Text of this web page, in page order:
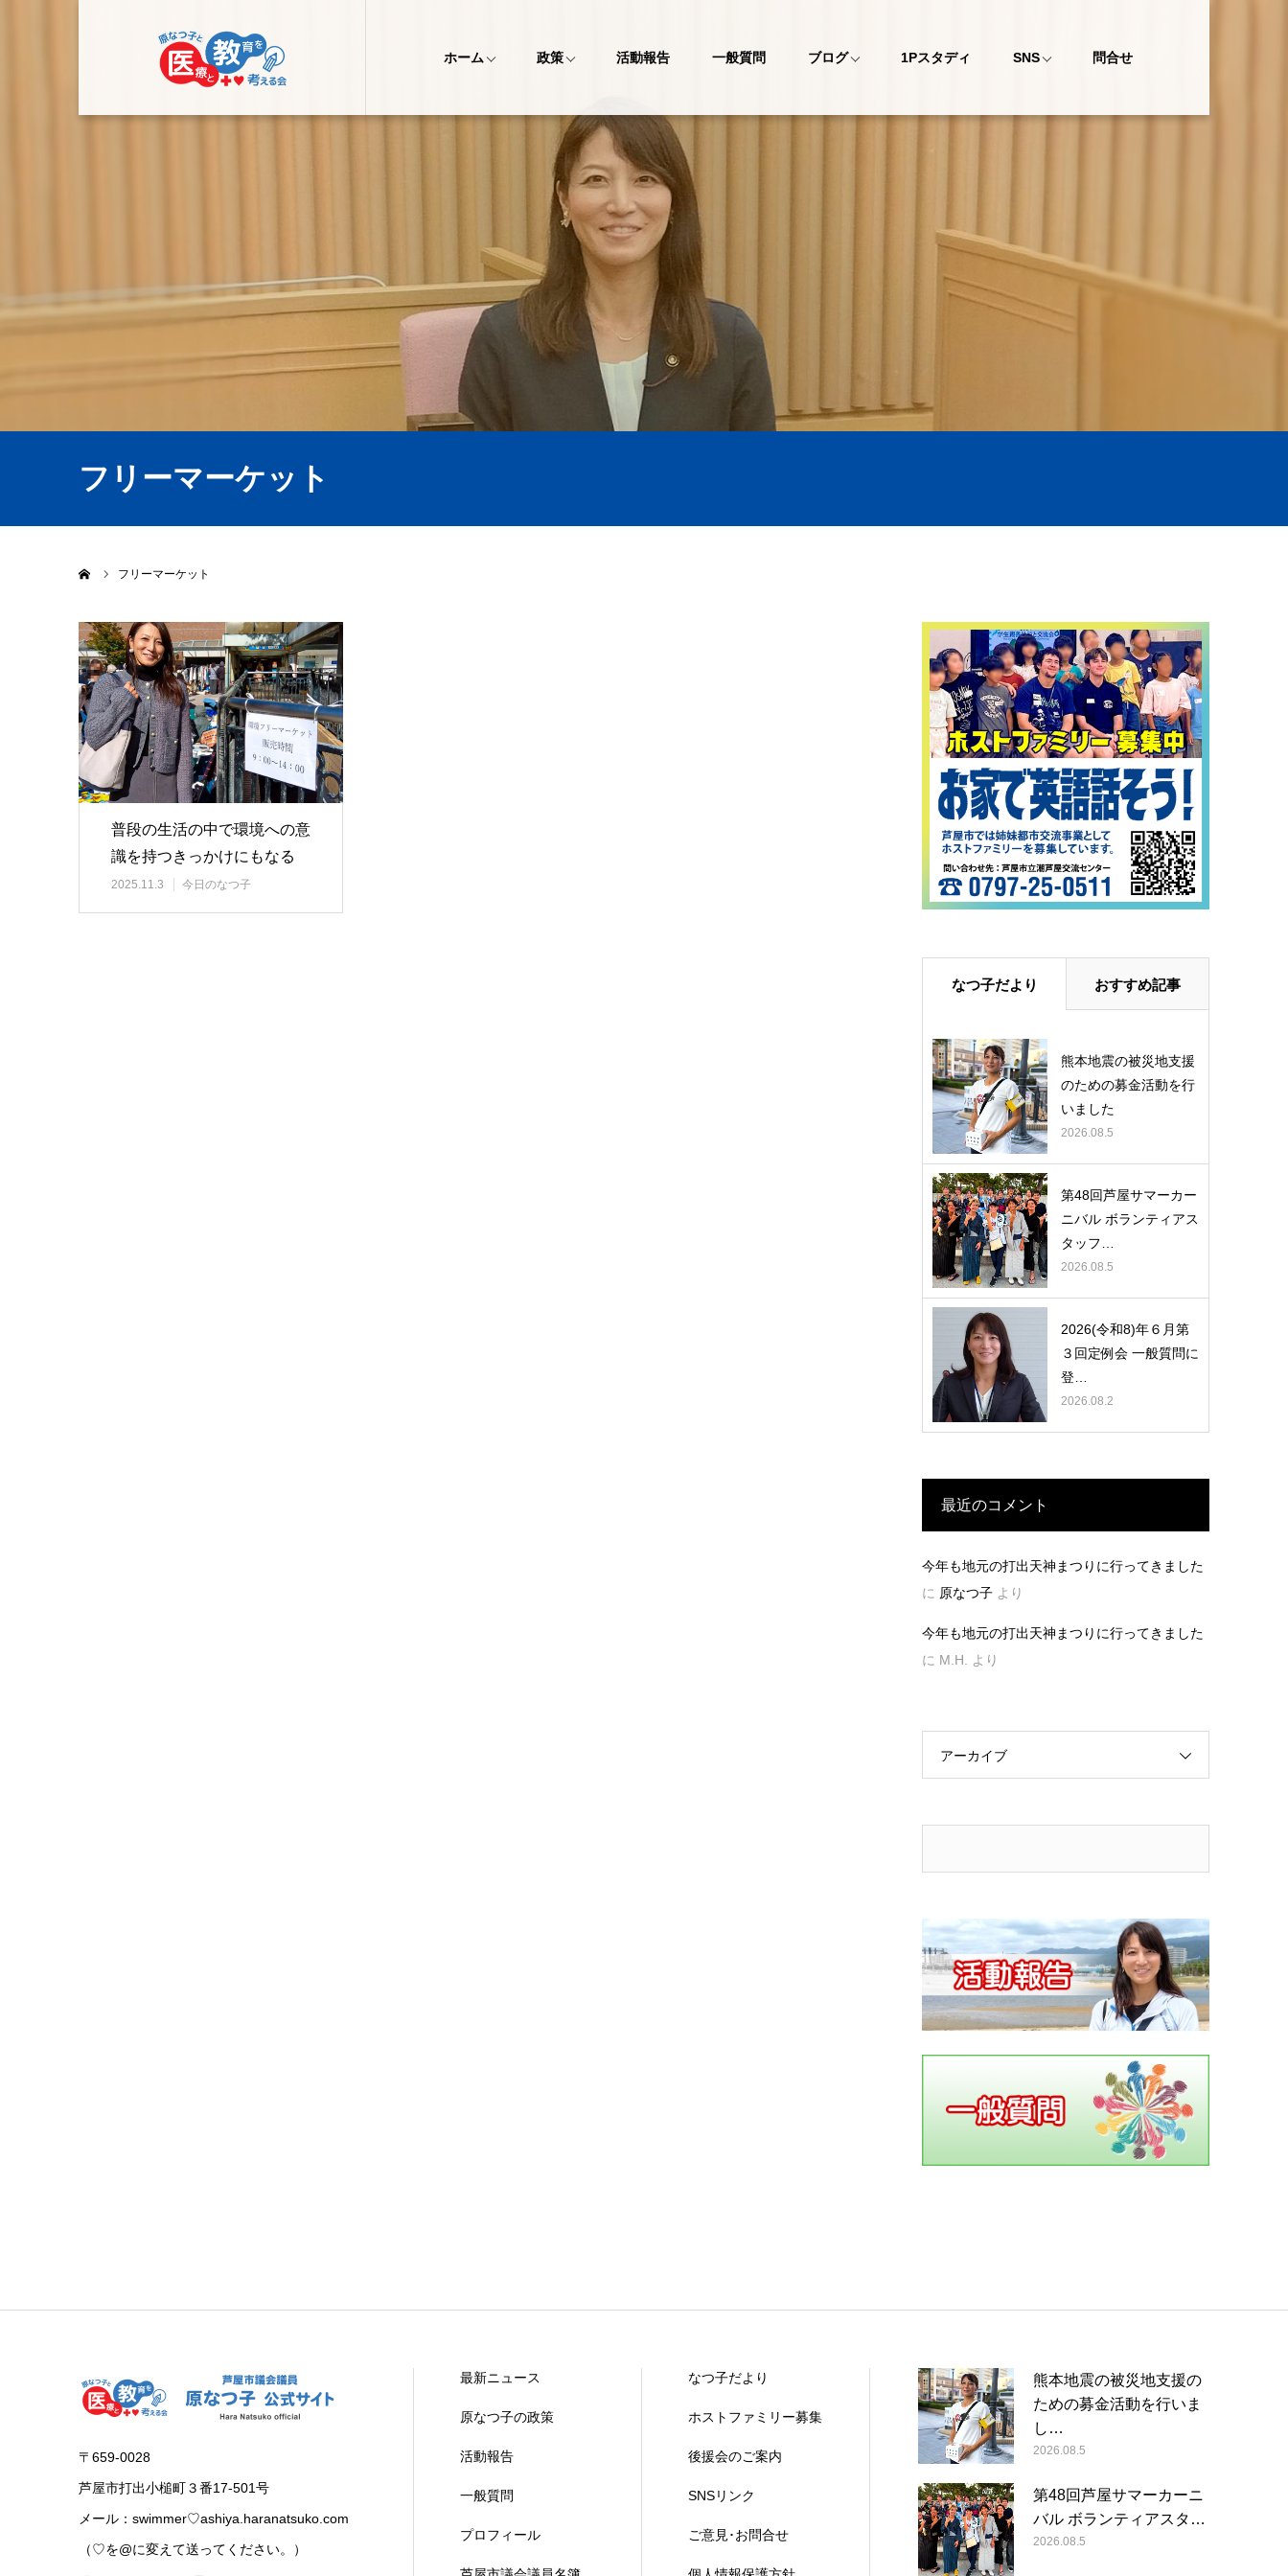
ホーム 政策 活動報告 一般質問 ブログ 1Pスタディ SNS 問合せ
フリーマーケット
フリーマーケット
普段の生活の中で環境への意
識を持つきっかけにもなる
「環境マーケット」…
2025.11.3 今日のなつ子
なつ子だより おすすめ記事
熊本地震の被災地支援
のための募金活動を行
いました
2026.08.5
第48回芦屋サマーカー
ニバル ボランティアス
タッフ…
2026.08.5
2026(令和8)年６月第
３回定例会 一般質問に
登…
2026.08.2
最近のコメント
今年も地元の打出天神まつりに行ってきました
に 原なつ子 より
今年も地元の打出天神まつりに行ってきました
に M.H. より
アーカイブ
〒659-0028
芦屋市打出小槌町３番17-501号
メール：swimmer♡ashiya.haranatsuko.com
（♡を@に変えて送ってください。）
最新ニュース
原なつ子の政策
活動報告
一般質問
プロフィール
なつ子だより
ホストファミリー募集
後援会のご案内
SNSリンク
ご意見･お問合せ
熊本地震の被災地支援の
ための募金活動を行いま
し…
2026.08.5
第48回芦屋サマーカーニ
バル ボランティアスタ…
2026.08.5